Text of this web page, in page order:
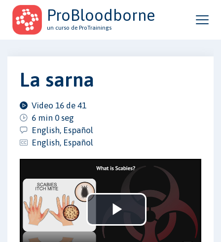
ProBloodborne
un curso de ProTrainings
La sarna
Video 16 de 41
6 min 0 seg
English, Español
English, Español
Play